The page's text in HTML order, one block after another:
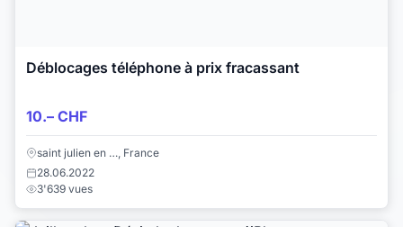
Déblocages téléphone à prix fracassant
10.– CHF
saint julien en …, France
28.06.2022
3'639 vues